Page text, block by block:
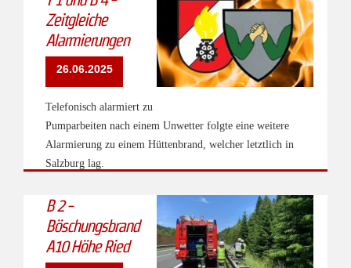
Zeitgleiche
Alarmierungen
26.06.2025
Telefonisch alarmiert zu
Pumparbeiten nach einem Unwetter folgte eine weitere
Alarmierung zu einem Hüttenbrand, welcher letztlich in
Salzburg lag.
B 2 -
Böschungsbrand
A10 Höhe Ried